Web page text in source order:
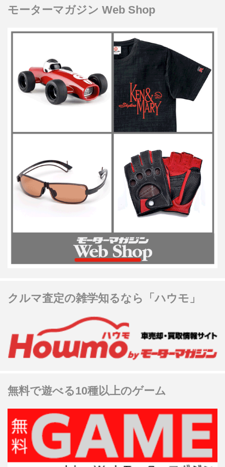
モーターマガジン Web Shop
クルマ査定の雑学知るなら「ハウモ」
無料で遊べる10種以上のゲーム